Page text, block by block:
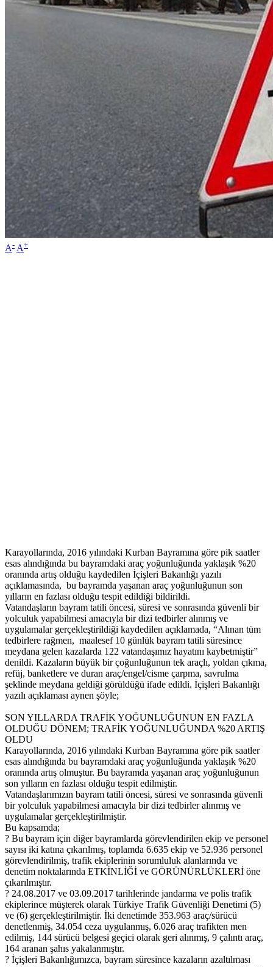
A- A+
Karayollarında, 2016 yılındaki Kurban Bayramına göre pik saatler
esas alındığında bu bayramdaki araç yoğunluğunda yaklaşık %20
oranında artış olduğu kaydedilen İçişleri Bakanlığı yazılı
açıklamasında, bu bayramda yaşanan araç yoğunluğunun son
yılların en fazlası olduğu tespit edildiği bildirildi.
Vatandaşların bayram tatili öncesi, süresi ve sonrasında güvenli bir
yolculuk yapabilmesi amacıyla bir dizi tedbirler alınmış ve
uygulamalar gerçekleştirildiği kaydedilen açıklamada, “Alınan tüm
tedbirlere rağmen, maalesef 10 günlük bayram tatili süresince
meydana gelen kazalarda 122 vatandaşımız hayatını kaybetmiştir”
denildi. Kazaların büyük bir çoğunluğunun tek araçlı, yoldan çıkma,
refüj, banketlere ve duran araç/engel/cisme çarpma, savrulma
şeklinde meydana geldiği görüldüğü ifade edildi. İçişleri Bakanlığı
yazılı açıklaması aynen şöyle;
SON YILLARDA TRAFİK YOĞUNLUĞUNUN EN FAZLA
OLDUĞU DÖNEM; TRAFİK YOĞUNLUĞUNDA %20 ARTIŞ
OLDU
Karayollarında, 2016 yılındaki Kurban Bayramına göre pik saatler
esas alındığında bu bayramdaki araç yoğunluğunda yaklaşık %20
oranında artış olmuştur. Bu bayramda yaşanan araç yoğunluğunun
son yılların en fazlası olduğu tespit edilmiştir.
Vatandaşlarımızın bayram tatili öncesi, süresi ve sonrasında güvenli
bir yolculuk yapabilmesi amacıyla bir dizi tedbirler alınmış ve
uygulamalar gerçekleştirilmiştir.
Bu kapsamda;
? Bu bayram için diğer bayramlarda görevlendirilen ekip ve personel
sayısı iki katına çıkarılmış, toplamda 6.635 ekip ve 52.936 personel
görevlendirilmiş, trafik ekiplerinin sorumluluk alanlarında ve
denetim noktalarında ETKİNLİĞİ ve GÖRÜNÜRLÜKLERİ öne
çıkarılmıştır.
? 24.08.2017 ve 03.09.2017 tarihlerinde jandarma ve polis trafik
ekiplerince müşterek olarak Türkiye Trafik Güvenliği Denetimi (5)
ve (6) gerçekleştirilmiştir. İki denetimde 353.963 araç/sürücü
denetlenmiş, 34.054 ceza uygulanmış, 6.026 araç trafikten men
edilmiş, 144 sürücü belgesi geçici olarak geri alınmış, 9 çalıntı araç,
164 aranan şahıs yakalanmıştır.
? İçişleri Bakanlığımızca, bayram süresince kazaların azaltılması